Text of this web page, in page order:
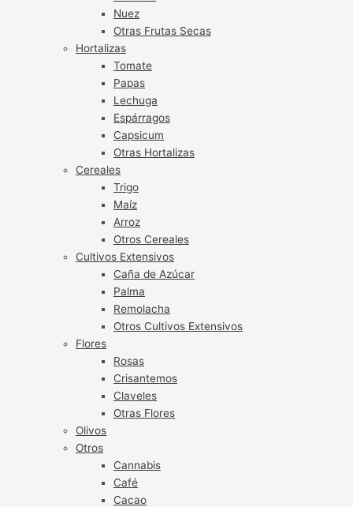
Nuez
Otras Frutas Secas
Hortalizas
Tomate
Papas
Lechuga
Espárragos
Capsicum
Otras Hortalizas
Cereales
Trigo
Maíz
Arroz
Otros Cereales
Cultivos Extensivos
Caña de Azúcar
Palma
Remolacha
Otros Cultivos Extensivos
Flores
Rosas
Crisantemos
Claveles
Otras Flores
Olivos
Otros
Cannabis
Café
Cacao